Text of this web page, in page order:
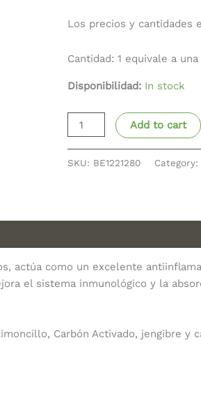
Los precios y cantidades
Cantidad: 1 equivale a
Disponibilidad: In stock
Add to cart
SKU: BE1221280 Category:
actúa como un excelente
el sistema inmunológico y la
Carbón Activado, jengibre y